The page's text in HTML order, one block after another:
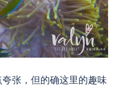
张，但的确这里的趣味